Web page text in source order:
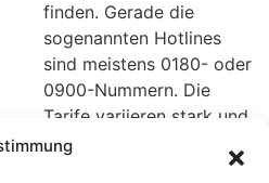
finden. Gerade die
sogenannten Hotlines
sind meistens 0180- oder
0900-Nummern. Die
Tarife variieren stark und
dienen bei seriösen